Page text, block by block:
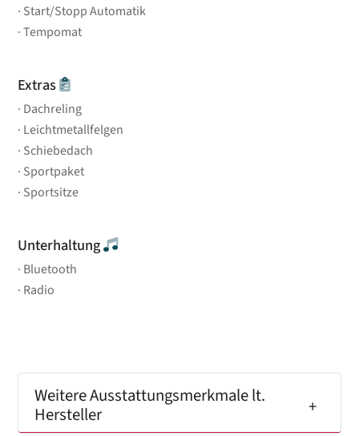
Start/Stopp Automatik
Tempomat
Extras
Dachreling
Leichtmetallfelgen
Schiebedach
Sportpaket
Sportsitze
Unterhaltung
Bluetooth
Radio
Weitere Ausstattungsmerkmale lt.
Hersteller